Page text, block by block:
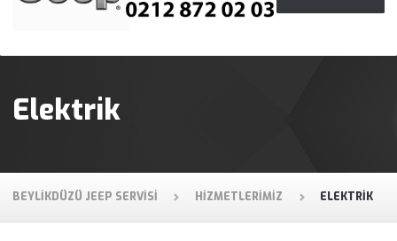
Elektrik
BEYLIKDÜZÜ JEEP SERVISI HIZMETLERIMIZ ELEKTRIK